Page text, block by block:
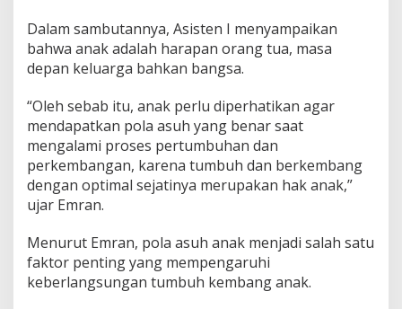
Dalam sambutannya, Asisten I menyampaikan
bahwa anak adalah harapan orang tua, masa
depan keluarga bahkan bangsa.
“Oleh sebab itu, anak perlu diperhatikan agar
mendapatkan pola asuh yang benar saat
mengalami proses pertumbuhan dan
perkembangan, karena tumbuh dan berkembang
dengan optimal sejatinya merupakan hak anak,”
ujar Emran.
Menurut Emran, pola asuh anak menjadi salah satu
faktor penting yang mempengaruhi
keberlangsungan tumbuh kembang anak.